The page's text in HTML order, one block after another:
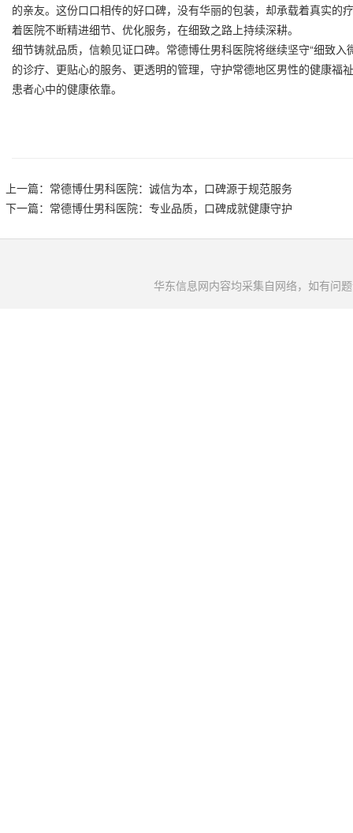
的亲友。这份口口相传的好口碑，没有华丽的包装，却承载着真实的
着医院不断精进细节、优化服务，在细致之路上持续深耕。
细节铸就品质，信赖见证口碑。常德博仕男科医院将继续坚守“细致
的诊疗、更贴心的服务、更透明的管理，守护常德地区男性的健康福
患者心中的健康依靠。
上一篇： 常德博仕男科医院：诚信为本，口碑源于规范服务
下一篇： 常德博仕男科医院：专业品质，口碑成就健康守护
华东信息网内容均采集自网络，如有问